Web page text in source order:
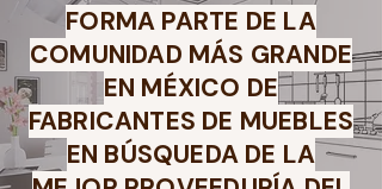
FORMA PARTE DE LA
COMUNIDAD MÁS GRANDE
EN MÉXICO DE
FABRICANTES DE MUEBLES
EN BÚSQUEDA DE LA